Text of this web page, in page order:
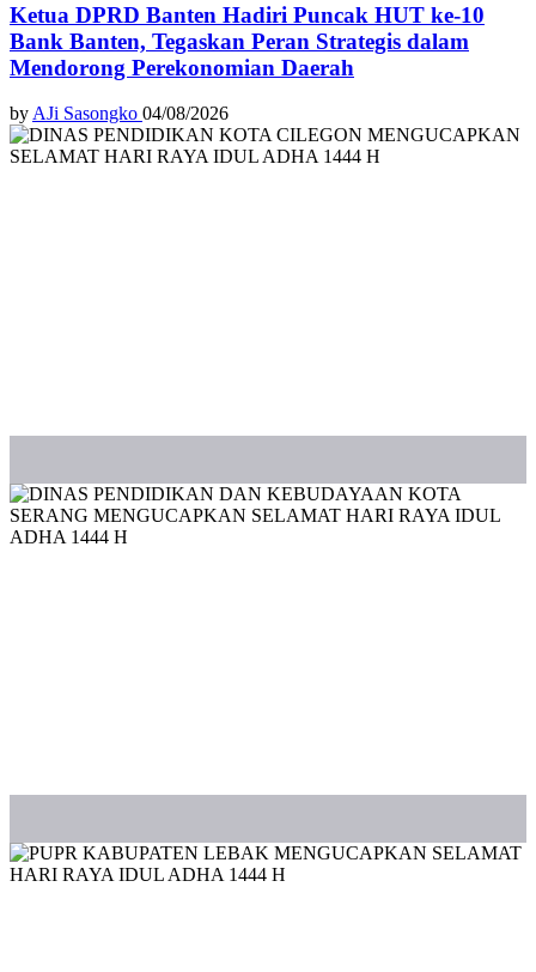
Ketua DPRD Banten Hadiri Puncak HUT ke-10
Bank Banten, Tegaskan Peran Strategis dalam
Mendorong Perekonomian Daerah
byAJi Sasongko 04/08/2026